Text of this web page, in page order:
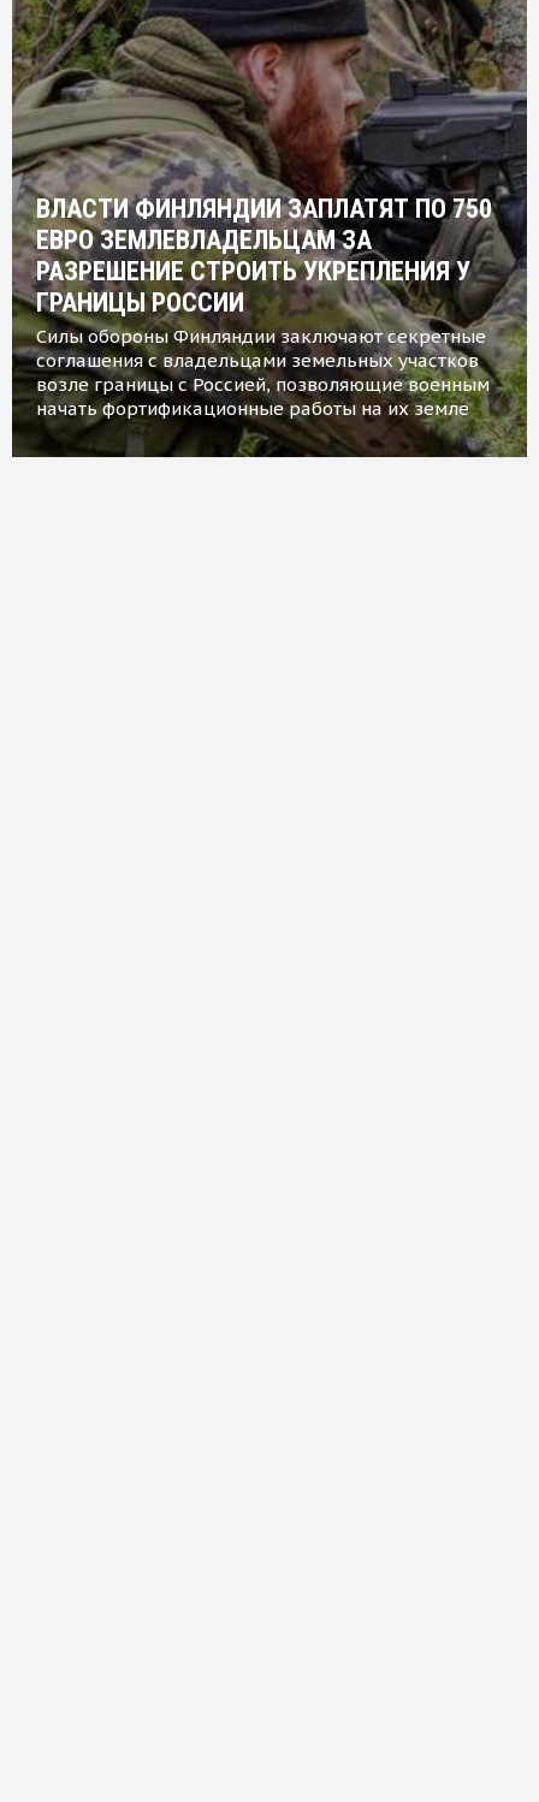
ВЛАСТИ ФИНЛЯНДИИ ЗАПЛАТЯТ ПО 750
ЕВРО ЗЕМЛЕВЛАДЕЛЬЦАМ ЗА
РАЗРЕШЕНИЕ СТРОИТЬ УКРЕПЛЕНИЯ У
ГРАНИЦЫ РОССИИ
Силы обороны Финляндии заключают секретные
соглашения с владельцами земельных участков
возле границы с Россией, позволяющие военным
начать фортификационные работы на их земле